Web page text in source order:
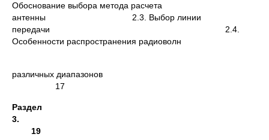
Обоснование выбора метода расчета
антенны 2.3. Выбор линии
передачи 2.4.
Особенности распространения радиоволн
различных диапазонов
17
Раздел
3.
19